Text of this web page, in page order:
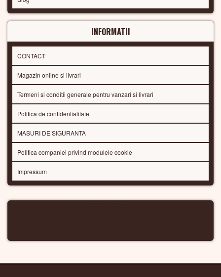
INFORMATII
CONTACT
Magazin online si livrari
Termeni si conditii generale pentru vanzari si livrari
Politica de confidentialitate
MASURI DE SIGURANTA
Politica companiei privind modulele cookie
Impressum